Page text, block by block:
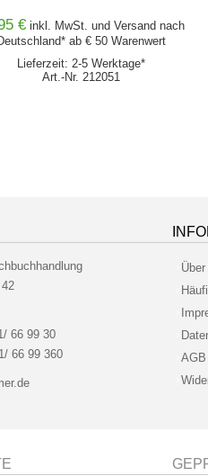
€ inkl. MwSt. und Versand nach
ab € 50 Warenwert
Lieferzeit: 2-5 Werktage*
Art.-Nr. 212051
66 99 30
66 99 360
AGB